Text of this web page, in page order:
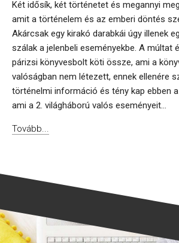
Két idősík, két történetet és megannyi
amit a történelem és az emberi döntés
Akárcsak egy kirakó darabkái úgy illenek
szálak a jelenbeli eseményekbe. A múltat
párizsi könyvesbolt köti össze, ami a
valóságban nem létezett, ennek ellenére
történelmi információ és tény kap ebben
ami a 2. világháború valós eseményeit...
Tovább...